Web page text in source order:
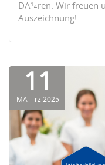
DÃ¼ren. Wir freuen
Auszeichnung!
11
MÃ¤rz 2025